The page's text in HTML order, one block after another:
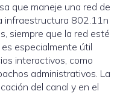
que maneje una red de
infraestructura 802.11n
siempre que la red esté
especialmente útil
interactivos, como
administrativos. La
del canal y en el